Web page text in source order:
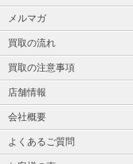
メルマガ
買取の流れ
買取の注意事項
店舗情報
会社概要
よくあるご質問